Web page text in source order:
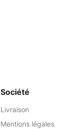
Société
Livraison
Mentions légales